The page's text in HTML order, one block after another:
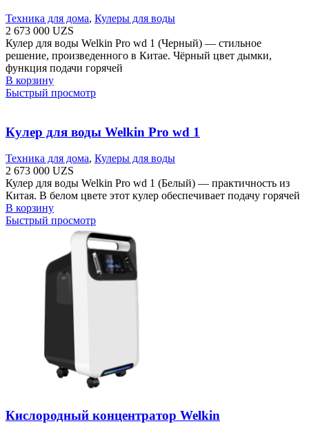
Техника для дома, Кулеры для воды
2 673 000 UZS
Кулер для воды Welkin Pro wd 1 (Черный) — стильное
решение, произведенного в Китае. Чёрный цвет дымки,
функция подачи горячей
В корзину
Быстрый просмотр
Кулер для воды Welkin Pro wd 1
Техника для дома, Кулеры для воды
2 673 000 UZS
Кулер для воды Welkin Pro wd 1 (Белый) — практичность из
Китая. В белом цвете этот кулер обеспечивает подачу горячей
В корзину
Быстрый просмотр
Кислородный концентратор Welkin